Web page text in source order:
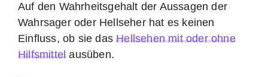
Auf den Wahrheitsgehalt der Aussagen der
Wahrsager oder Hellseher hat es keinen
Einfluss, ob sie dasHellsehen mit oder ohne
Hilfsmittelausüben.